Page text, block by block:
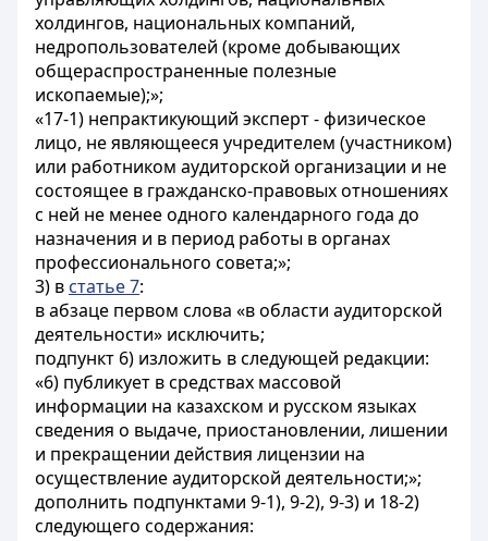
холдингов, национальных компаний,
недропользователей (кроме добывающих
общераспространенные полезные
ископаемые);»;
«17-1) непрактикующий эксперт - физическое
лицо, не являющееся учредителем (участником)
или работником аудиторской организации и не
состоящее в гражданско-правовых отношениях
с ней не менее одного календарного года до
назначения и в период работы в органах
профессионального совета;»;
3) в статье 7:
в абзаце первом слова «в области аудиторской
деятельности» исключить;
подпункт 6) изложить в следующей редакции:
«6) публикует в средствах массовой
информации на казахском и русском языках
сведения о выдаче, приостановлении, лишении
и прекращении действия лицензии на
осуществление аудиторской деятельности;»;
дополнить подпунктами 9-1), 9-2), 9-3) и 18-2)
следующего содержания: